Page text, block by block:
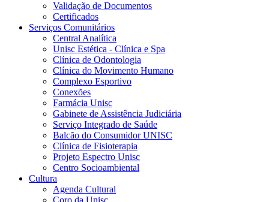
Validação de Documentos
Certificados
Serviços Comunitários
Central Analítica
Unisc Estética - Clínica e Spa
Clínica de Odontologia
Clínica do Movimento Humano
Complexo Esportivo
Conexões
Farmácia Unisc
Gabinete de Assistência Judiciária
Serviço Integrado de Saúde
Balcão do Consumidor UNISC
Clínica de Fisioterapia
Projeto Espectro Unisc
Centro Socioambiental
Cultura
Agenda Cultural
Coro da Unisc